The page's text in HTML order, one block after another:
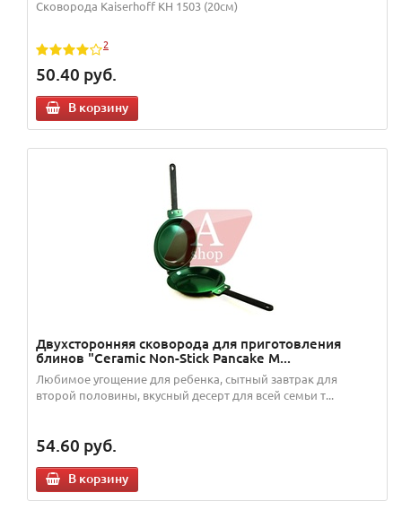
Сковорода Kaiserhoff KH 1503 (20см)
2
50.40 руб.
В корзину
Двухсторонняя сковорода для приготовления
блинов "Ceramic Non-Stick Pancake M...
Любимое угощение для ребенка, сытный завтрак для
второй половины, вкусный десерт для всей семьи т...
54.60 руб.
В корзину